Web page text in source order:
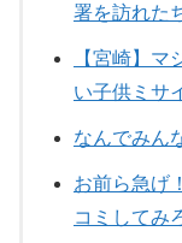
署を訪れた
【宮崎】
い子供ミサ
なんでみん
お前ら急げ
コミしてみ